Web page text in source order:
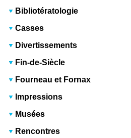
Bibliotératologie
Casses
Divertissements
Fin-de-Siècle
Fourneau et Fornax
Impressions
Musées
Rencontres